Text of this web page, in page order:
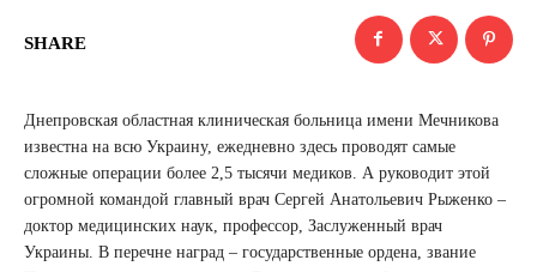
SHARE
Днепровская областная клиническая больница имени Мечникова
известна на всю Украину, ежедневно здесь проводят самые
сложные операции более 2,5 тысячи медиков. А руководит этой
огромной командой главный врач Сергей Анатольевич Рыженко –
доктор медицинских наук, профессор, Заслуженный врач
Украины. В перечне наград – государственные ордена, звание